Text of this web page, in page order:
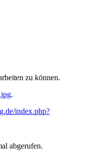
zu können.
.
index.php?
abgerufen.